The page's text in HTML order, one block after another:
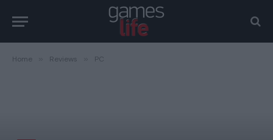
Home Reviews PC